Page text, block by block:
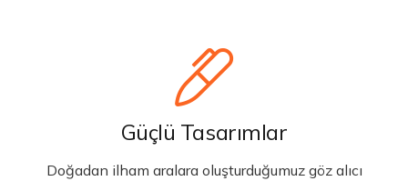
Güçlü Tasarımlar
Doğadan ilham aralara oluşturduğumuz göz alıcı